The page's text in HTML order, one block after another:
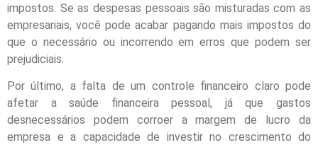
impostos. Se as despesas pessoais são misturadas com as
empresariais, você pode acabar pagando mais impostos do
que o necessário ou incorrendo em erros que podem ser
prejudiciais.
Por último, a falta de um controle financeiro claro pode
afetar a saúde financeira pessoal, já que gastos
desnecessários podem corroer a margem de lucro da
empresa e a capacidade de investir no crescimento do